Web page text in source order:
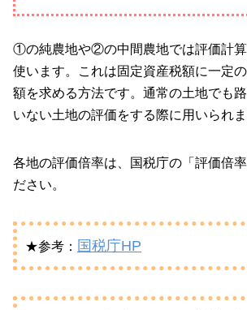
①の純農地や②の中間農地では評価計算
使います。これは固定資産税額に一定
額を求める方法です。通常の土地でも
いない土地の評価をする際に用いられま
各地の評価倍率は、国税庁の「評価倍
ださい。
★参考： 国税庁HP